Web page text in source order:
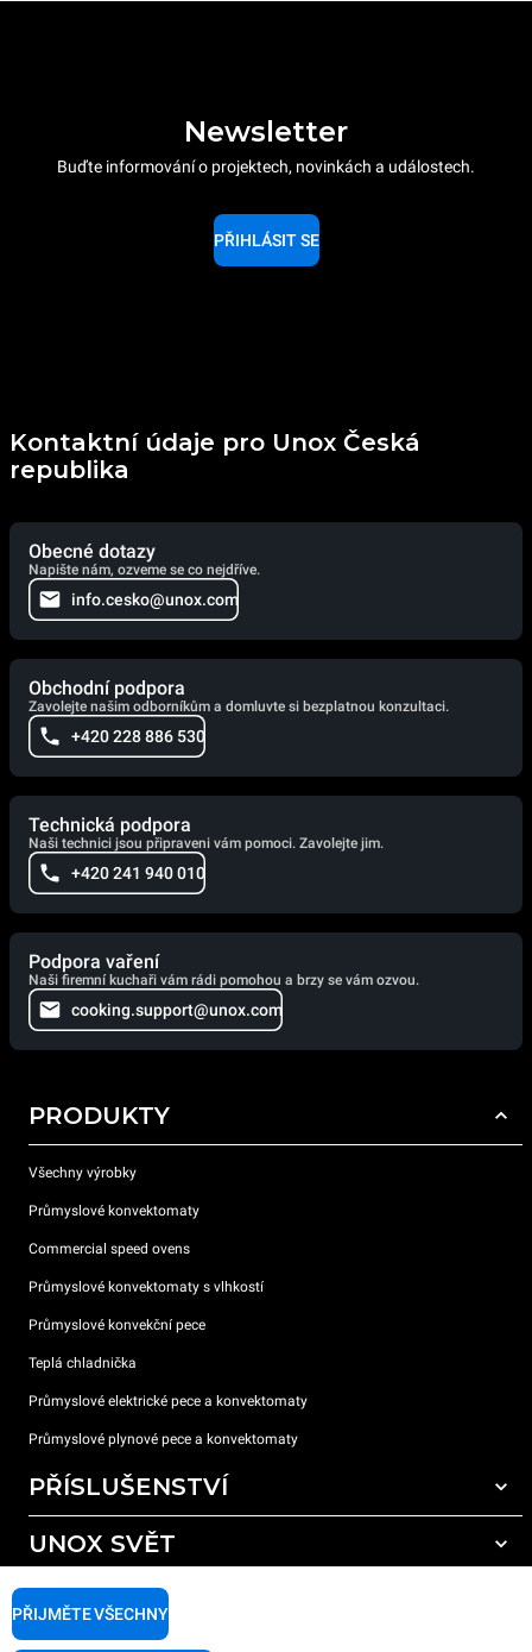
Newsletter
Buďte informování o projektech, novinkách a událostech.
PŘIHLÁSIT SE
Kontaktní údaje pro Unox Česká
republika
Obecné dotazy
Napište nám, ozveme se co nejdříve.
info.cesko@unox.com
Obchodní podpora
Zavolejte našim odborníkům a domluvte si bezplatnou konzultaci.
+420 228 886 530
Technická podpora
Naši technici jsou připraveni vám pomoci. Zavolejte jim.
+420 241 940 010
Podpora vaření
Naši firemní kuchaři vám rádi pomohou a brzy se vám ozvou.
cooking.support@unox.com
PRODUKTY
Všechny výrobky
Průmyslové konvektomaty
Commercial speed ovens
Průmyslové konvektomaty s vlhkostí
Průmyslové konvekční pece
Teplá chladnička
Průmyslové elektrické pece a konvektomaty
Průmyslové plynové pece a konvektomaty
PŘÍSLUŠENSTVÍ
Všechna příslušenství
Čisticí prostředky pro ruční mytí
UNOX SVĚT
Naše pobočky po celém světě
PODPORA
PŘIJMĚTE VŠECHNY